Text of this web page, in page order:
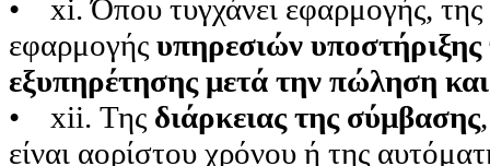
• xi. Όπου τυγχάνει εφαρμογής,
εφαρμογής υπηρεσιών
εξυπηρέτησης μετά την πώληση
• xii. Της διάρκειας της σύμβασης
είναι αορίστου χρόνου ή της